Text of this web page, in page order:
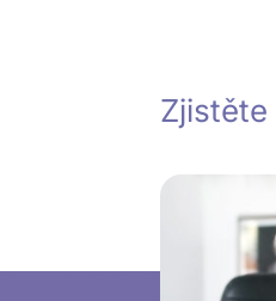
Zjistěte